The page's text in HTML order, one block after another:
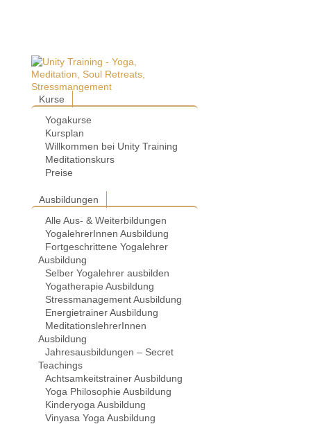
Kurse
Yogakurse
Kursplan
Willkommen bei Unity Training
Meditationskurs
Preise
Ausbildungen
Alle Aus- & Weiterbildungen
YogalehrerInnen Ausbildung
Fortgeschrittene Yogalehrer
Ausbildung
Selber Yogalehrer ausbilden
Yogatherapie Ausbildung
Stressmanagement Ausbildung
Energietrainer Ausbildung
MeditationslehrerInnen
Ausbildung
Jahresausbildungen – Secret
Teachings
Achtsamkeitstrainer Ausbildung
Yoga Philosophie Ausbildung
Kinderyoga Ausbildung
Vinyasa Yoga Ausbildung